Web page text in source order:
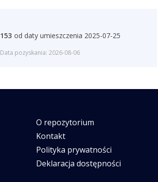
153 od daty umieszczenia 2025-07-25
Data pozyskania: 2026-08-06
O repozytorium
Kontakt
Polityka prywatności
Deklaracja dostępności